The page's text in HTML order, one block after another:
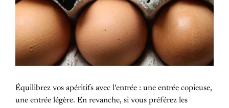
Équilibrez vos apéritifs avec l’entrée : une entrée copieuse,
une entrée légère. En revanche, si vous préférez les